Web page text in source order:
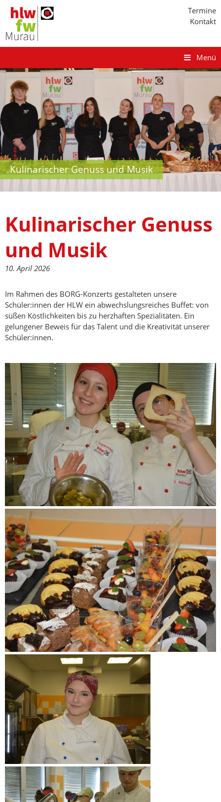
Termine
Kontakt
Menü
Kulinarischer Genuss und Musik
Kulinarischer Genuss
und Musik
10. April 2026
Im Rahmen des BORG-Konzerts gestalteten unsere
Schüler:innen der HLW ein abwechslungsreiches Buffet: von
süßen Köstlichkeiten bis zu herzhaften Spezialitäten. Ein
gelungener Beweis für das Talent und die Kreativität unserer
Schüler:innen.